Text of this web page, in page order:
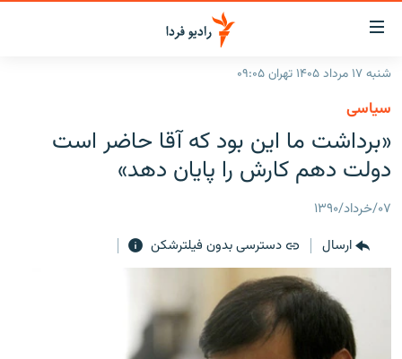
لینک‌های
قابلیت
دسترسی
بازگشت
منوی
اصلی
رفتن
صفحه
جستجو
جهان
برنامه‌های رادیویی
فرکانس‌ها
پادکست
چندرسانه‌ای
گزارش‌های تصویری
گزارش‌های ویدئویی
English
شنبه ۱۷ مرداد ۱۴۰۵ تهران ۰۹:۰۵
سیاسی
«برداشت ما اين بود که آقا حاضر است
دولت دهم کارش را پايان دهد»
۰۷/خرداد/۱۳۹۰
ارسال
دسترسی بدون فیلترشکن